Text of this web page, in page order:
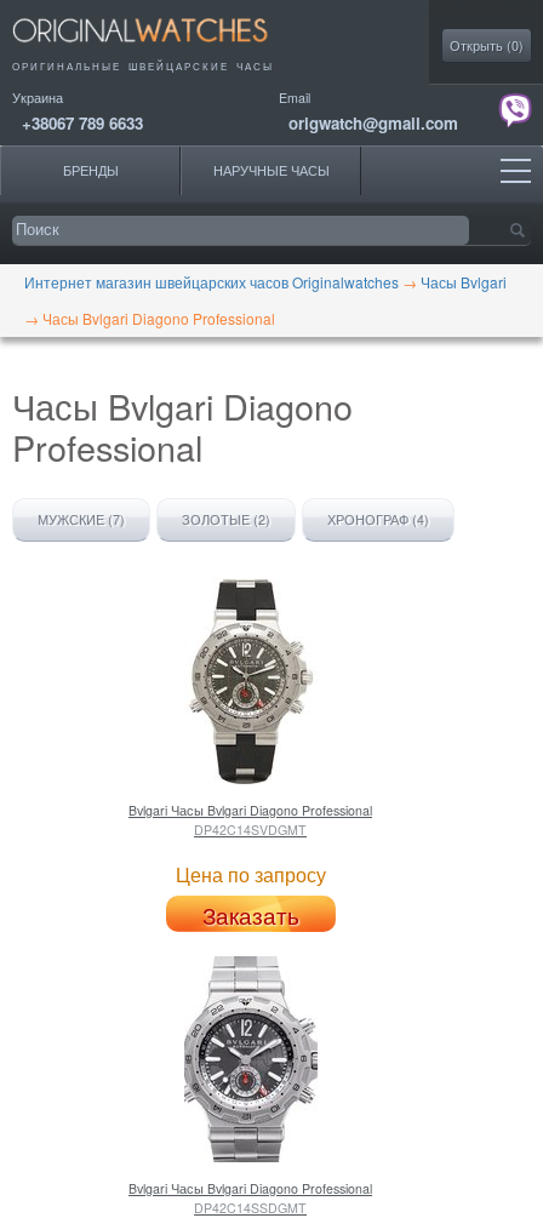
ОРИГИНАЛЬНЫЕ ШВЕЙЦАРСКИЕ ЧАСЫ
Украина
+38067 789 6633
Email
origwatch@gmail.com
Открыть (0)
БРЕНДЫ НАРУЧНЫЕ ЧАСЫ
Интернет магазин швейцарских часов Originalwatches → Часы Bvlgari
→ Часы Bvlgari Diagono Professional
Часы Bvlgari Diagono
Professional
МУЖСКИЕ (7) ЗОЛОТЫЕ (2) ХРОНОГРАФ (4)
Bvlgari Часы Bvlgari Diagono Professional
DP42C14SVDGMT
Цена по запросу
Заказать
Bvlgari Часы Bvlgari Diagono Professional
DP42C14SSDGMT